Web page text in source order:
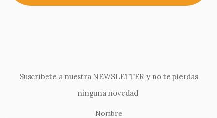
Suscríbete a nuestra NEWSLETTER y no te pierdas
ninguna novedad!
Nombre